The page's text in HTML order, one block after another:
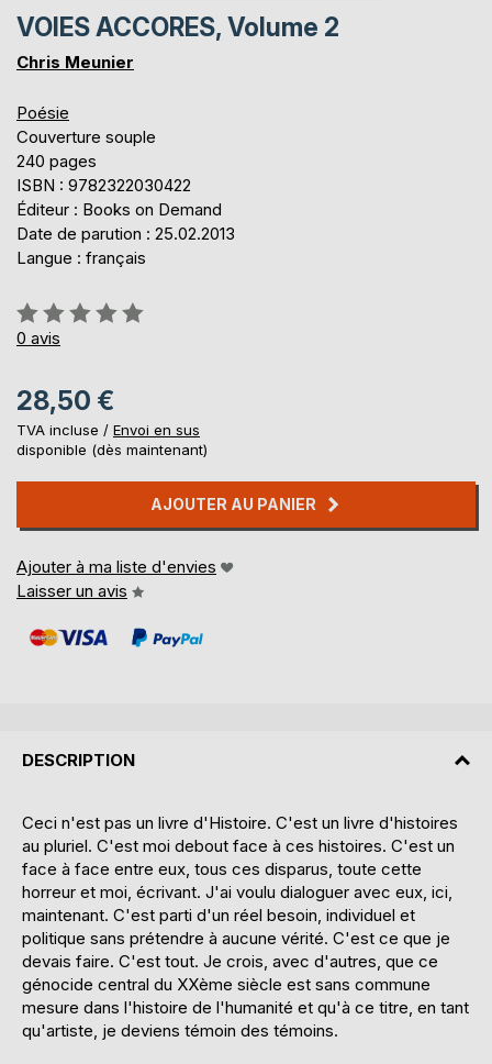
VOIES ACCORES, Volume 2
Chris Meunier
Poésie
Couverture souple
240 pages
ISBN : 9782322030422
Éditeur : Books on Demand
Date de parution : 25.02.2013
Langue : français
Évaluation:
0%
0 avis
28,50 €
TVA incluse / Envoi en sus
disponible (dès maintenant)
AJOUTER AU PANIER
Ajouter à ma liste d'envies
Laisser un avis
DESCRIPTION
Ceci n'est pas un livre d'Histoire. C'est un livre d'histoires
au pluriel. C'est moi debout face à ces histoires. C'est un
face à face entre eux, tous ces disparus, toute cette
horreur et moi, écrivant. J'ai voulu dialoguer avec eux, ici,
maintenant. C'est parti d'un réel besoin, individuel et
politique sans prétendre à aucune vérité. C'est ce que je
devais faire. C'est tout. Je crois, avec d'autres, que ce
génocide central du XXème siècle est sans commune
mesure dans l'histoire de l'humanité et qu'à ce titre, en tant
qu'artiste, je deviens témoin des témoins.